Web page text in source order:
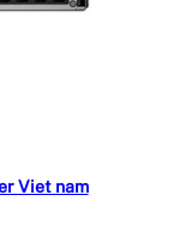
Viet nam